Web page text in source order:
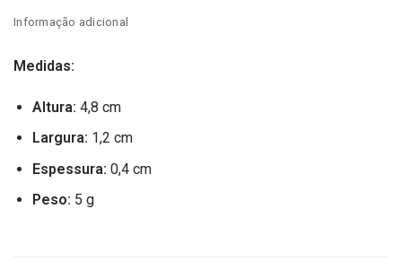
Informação adicional
Medidas:
Altura: 4,8 cm
Largura: 1,2 cm
Espessura: 0,4 cm
Peso: 5 g